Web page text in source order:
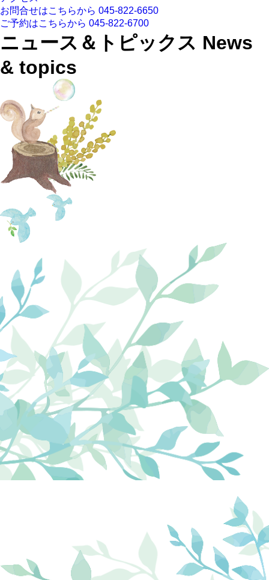
お問合せはこちらから 045-822-6650
ご予約はこちらから 045-822-6700
ニュース＆トピックス News
& topics